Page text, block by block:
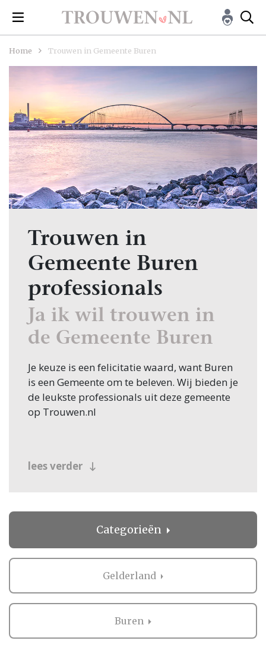
Home Trouwen in Gemeente Buren
Trouwen in
Gemeente Buren
professionals
Ja ik wil trouwen in
de Gemeente Buren
Je keuze is een felicitatie waard, want Buren
is een Gemeente om te beleven. Wij bieden je
de leukste professionals uit deze gemeente
op Trouwen.nl
lees verder
Categorieën
Gelderland
Buren